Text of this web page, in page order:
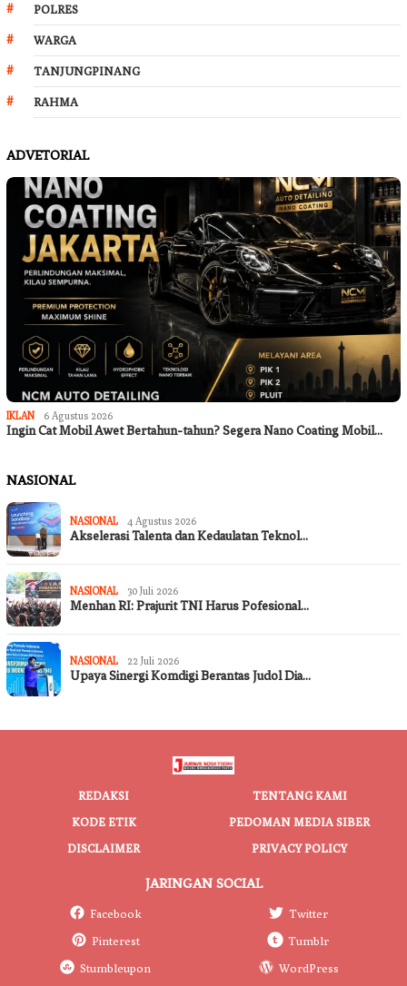
POLRES
WARGA
TANJUNGPINANG
RAHMA
ADVETORIAL
IKLAN 6 Agustus 2026
Ingin Cat Mobil Awet Bertahun-tahun? Segera Nano Coating Mobil…
NASIONAL
NASIONAL 4 Agustus 2026
Akselerasi Talenta dan Kedaulatan Teknol…
NASIONAL 30 Juli 2026
Menhan RI: Prajurit TNI Harus Pofesional…
NASIONAL 22 Juli 2026
Upaya Sinergi Komdigi Berantas Judol Dia…
REDAKSI
TENTANG KAMI
KODE ETIK
PEDOMAN MEDIA SIBER
DISCLAIMER
PRIVACY POLICY
JARINGAN SOCIAL
Facebook
Twitter
Pinterest
Tumblr
Stumbleupon
WordPress